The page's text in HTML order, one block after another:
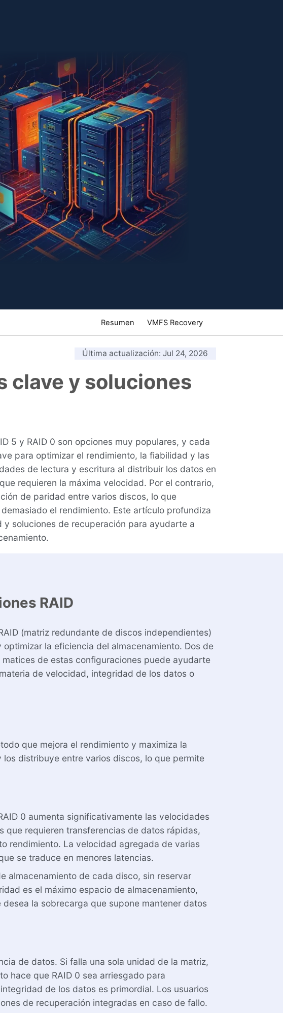
Resumen VMFS Recovery
Última actualización: Jul 24, 2026
clave y soluciones
5 y RAID 0 son opciones muy populares, y cada
para optimizar el rendimiento, la fiabilidad y las
de lectura y escritura al distribuir los datos en
requieren la máxima velocidad. Por el contrario,
de paridad entre varios discos, lo que
el rendimiento. Este artículo profundiza
soluciones de recuperación para ayudarte a
RAID
(matriz redundante de discos independientes)
la eficiencia del almacenamiento. Dos de
de estas configuraciones puede ayudarte
de velocidad, integridad de los datos o
que mejora el rendimiento y maximiza la
distribuye entre varios discos, lo que permite
0 aumenta significativamente las velocidades
que requieren transferencias de datos rápidas,
rendimiento. La velocidad agregada de varias
se traduce en menores latencias.
almacenamiento de cada disco, sin reservar
es el máximo espacio de almacenamiento,
la sobrecarga que supone mantener datos
de datos. Si falla una sola unidad de la matriz,
hace que RAID 0 sea arriesgado para
de los datos es primordial. Los usuarios
de recuperación integradas en caso de fallo.